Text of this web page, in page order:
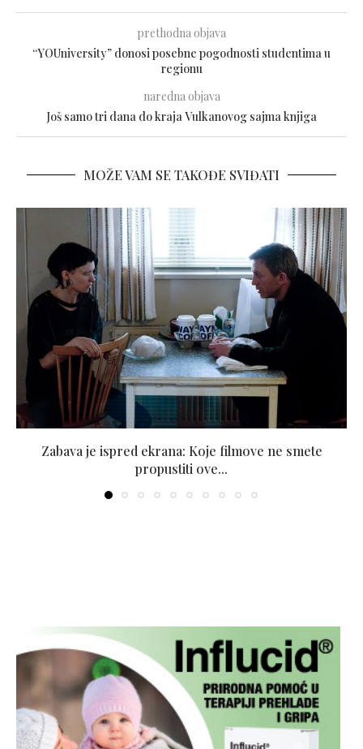
prethodna objava
“YOUniversity” donosi posebne pogodnosti studentima u
regionu
naredna objava
Još samo tri dana do kraja Vulkanovog sajma knjiga
MOŽE VAM SE TAKOĐE SVIĐATI
Zabava je ispred ekrana: Koje filmove ne smete
propustiti ove...